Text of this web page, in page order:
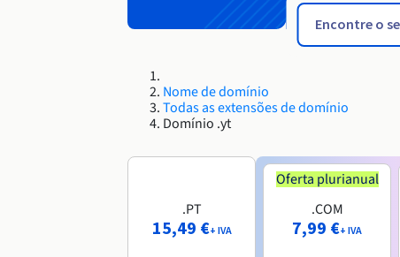
Nome de domínio
Todas as extensões de domínio
Domínio .yt
.PT
15,49 €+ IVA
Oferta plurianual
.COM
7,99 €+ IVA